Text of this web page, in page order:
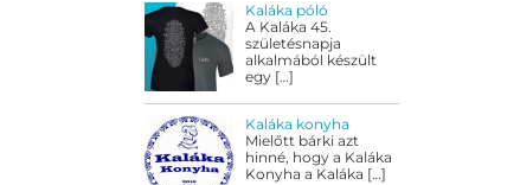
Kaláka póló
A Kaláka 45.
születésnapja
alkalmából készült
egy […]
Kaláka konyha
Mielőtt bárki azt
hinné, hogy a Kaláka
Konyha a Kaláka […]